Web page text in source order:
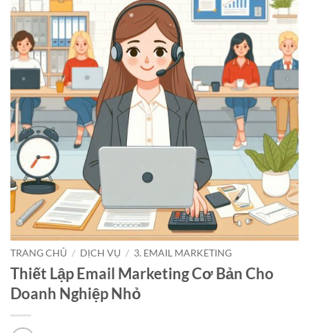
TRANG CHỦ / DỊCH VỤ / 3. EMAIL MARKETING
Thiết Lập Email Marketing Cơ Bản Cho
Doanh Nghiệp Nhỏ